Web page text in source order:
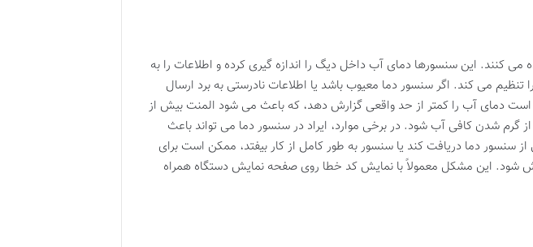
کنند. این سنسورها دمای آب داخل دیگ را اندازه گیری کرده و اطلاعات را به
تنظیم می کند. اگر سنسور دما معیوب باشد یا اطلاعات نادرستی به برد ارسال
دمای آب را کمتر از حد واقعی گزارش دهد، که باعث می شود المنت بیش از
شدن کافی آب شود. در برخی موارد، ایراد در سنسور دما می تواند باعث
دما دریافت کند یا سنسور به طور کامل از کار بیفتد، ممکن است برای
شود. این مشکل معمولاً با نمایش کد خطا روی صفحه نمایش دستگاه همراه